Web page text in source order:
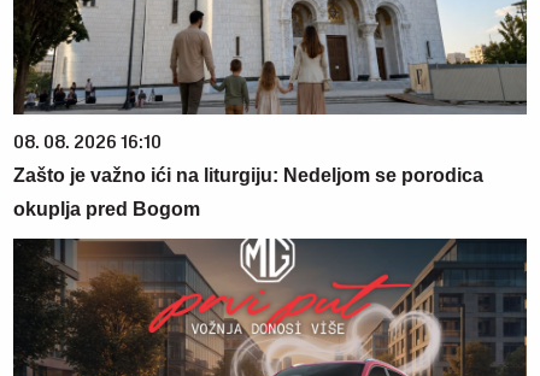
08. 08. 2026 16:10
Zašto je važno ići na liturgiju: Nedeljom se porodica
okuplja pred Bogom